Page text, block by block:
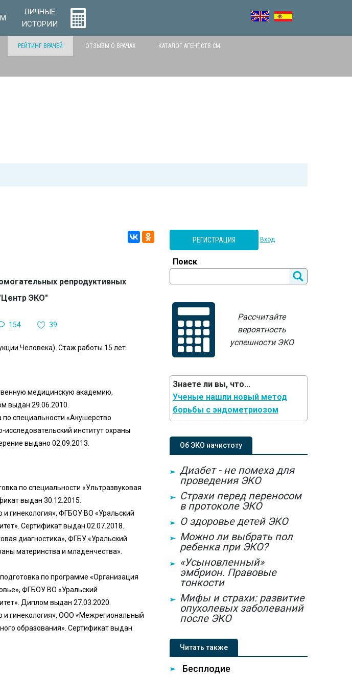
ЛИЧНЫЕ
ИСТОРИИ
РЕЙТИНГ ВРАЧЕЙ ОТЗЫВЫ О ВРАЧАХ КАТАЛОГ АГЕНТСТВ СМ
репродуктивных
ЭКО"
154 39
Человека). Стаж работы 15 лет.
медицинскую академию,
выдан 29.06.2010.
по специальности «Акушерство
исследовательский институт охраны
выдано 02.09.2013.
по специальности «Ультразвуковая
выдан 30.12.2015.
и гинекология», ФГБОУ ВО «Уральский
Сертификат выдан 02.07.2018.
диагностика», ФГБУ «Уральский
материнства и младенчества».
по программе «Организация
ФГБОУ ВО «Уральский
Диплом выдан 27.03.2020.
и гинекология», ООО «Межрегиональный
образования». Сертификат выдан
РЕГИСТРАЦИЯ Вход
Поиск
Рассчитайте
вероятность
успешности ЭКО
Знаете ли вы, что...
Ученые нашли новый метод
борьбы с эндометриозом
Об ЭКО начистоту
Диабет - не помеха для
проведения ЭКО
Страхи перед переносом
в протоколе ЭКО
О здоровье детей ЭКО
Можно ли выбрать пол
ребенка при ЭКО?
«Усыновленный»
эмбрион. Правовые
тонкости
Мифы и страхи: развитие
опухолевых заболеваний
после ЭКО
Читать также
Бесплодие